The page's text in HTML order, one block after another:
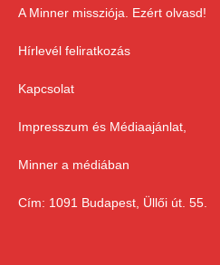
A Minner missziója. Ezért olvasd!
Hírlevél feliratkozás
Kapcsolat
Impresszum és Médiaajánlat,
Minner a médiában
Cím: 1091 Budapest, Üllői út. 55.